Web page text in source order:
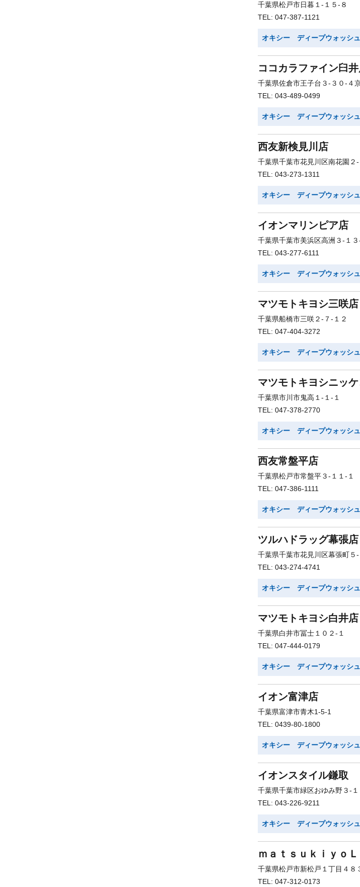
千葉県松戸市日暮１-１５-８
TEL: 047-387-1121
オキシー ディープウォッシ
ココカラファイン臼
千葉県佐倉市王子台３-３０-４
TEL: 043-489-0499
オキシー ディープウォッシ
西友新検見川店
千葉県千葉市花見川区南花園２-
TEL: 043-273-1311
オキシー ディープウォッシ
イオンマリンピア店
千葉県千葉市美浜区高洲３-１３-
TEL: 043-277-6111
オキシー ディープウォッシ
マツモトキヨシ三咲店
千葉県船橋市三咲２-７-１２
TEL: 047-404-3272
オキシー ディープウォッシ
マツモトキヨシニッ
千葉県市川市鬼高１-１-１
TEL: 047-378-2770
オキシー ディープウォッシ
西友常盤平店
千葉県松戸市常盤平３-１１-１
TEL: 047-386-1111
オキシー ディープウォッシ
ツルハドラッグ幕張店
千葉県千葉市花見川区幕張町５-
TEL: 043-274-4741
オキシー ディープウォッシ
マツモトキヨシ白井店
千葉県白井市冨士１０２-１
TEL: 047-444-0179
オキシー ディープウォッシ
イオン富津店
千葉県富津市青木1-5-1
TEL: 0439-80-1800
オキシー ディープウォッシ
イオンスタイル鎌取
千葉県千葉市緑区おゆみ野３-１
TEL: 043-226-9211
オキシー ディープウォッシ
ｍａｔｓｕｋｉｙｏ
千葉県松戸市新松戸１丁目４８
TEL: 047-312-0173